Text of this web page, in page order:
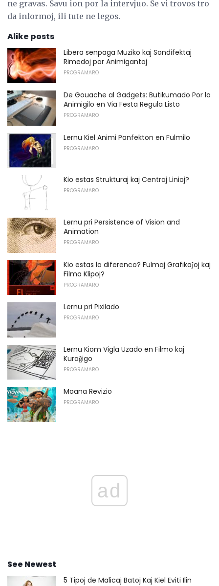
ne gravas. Savu ion por la intervjuo. Se vi trovos tro
da informoj, ili tute ne legos.
Alike posts
Libera senpaga Muziko kaj Sondifektaj
Rimedoj por Animigantoj
PROGRAMARO
De Gouache al Gadgets: Butikumado Por la
Animigilo en Via Festa Regula Listo
PROGRAMARO
Lernu Kiel Animi Panfekton en Fulmilo
PROGRAMARO
Kio estas Strukturaj kaj Centraj Linioj?
PROGRAMARO
Lernu pri Persistence of Vision and
Animation
PROGRAMARO
Kio estas la diferenco? Fulmaj Grafikaĵoj kaj
Filma Klipoj?
PROGRAMARO
Lernu pri Pixilado
PROGRAMARO
Lernu Kiom Vigla Uzado en Filmo kaj
Kuraĝigo
PROGRAMARO
Moana Revizio
PROGRAMARO
ad
See Newest
5 Tipoj de Malicaj Batoj Kaj Kiel Eviti Ilin